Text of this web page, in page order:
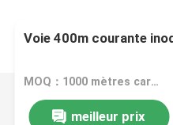
Voie 400m courante
MOQ：1000 mètres carrés
meilleur prix